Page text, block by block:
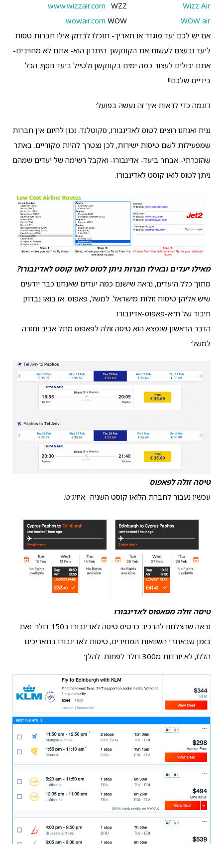
Wizz Air
WZZ
www.wizzair.com
WOW air
WOW
wowair.com
אם יש לכם יעד מוגדר או תאריך- תוכלו לבדוק אילו חברות טסות
ליעד ובעצם לעשות את הקונקשן. היתרון הוא- אתם לא מחויבים-
אתם יכולים לעצור כמה ימים בקונקשן ולטייל ביעד נוסף, הכל
בידיים שלכם!!
דוגמה כדי לראות איך זה נעשה בפועל:
נניח ואנחנו רוצים לטוס לאדינבורו, סקוטלנד. נכון להיום אין חברות
שמפעילות לשם טיסות ישירות, לכן נצטרך להיות מקוריים. באתר
שהזכרתי- אבחר ביעד- אדינבורו- ואקבל רשימה של יעדים שמהם
ניתן לטוס לואו קוסט לאדינבורו.
מאילו יעדים ובאילו חברות ניתן לטוס לואו קוסט לאדינבורו?
מתוך כלל היעדים, נראה שישנם כמה יעדים שאנחנו כבר יודעים
שיש אליהן טיסות זולות מישראל. למשל, פאפוס. אז בואו נבדוק
חיבור של ת״א-פאפוס-אדינבורו.
הדבר הראשון שנמצא הוא טיסה זולה לפאפוס מתל אביב וחזרה.
למשל:
טיסה זולה לפאפוס
עכשיו נעבור לחברת הלואו קוסט השניה- איזיג׳ט:
טיסה זולה מפאפוס לאדינבורו
נראה שהצלחנו להרכיב כרטיס טיסה לאדינבורו ב150 דולר. זאת
בזמן שבאתרי השוואות המחירים, טיסות לאדינבורו בתאריכים
הללו, לא יורדות מ300 דולר לפחות. להלן: